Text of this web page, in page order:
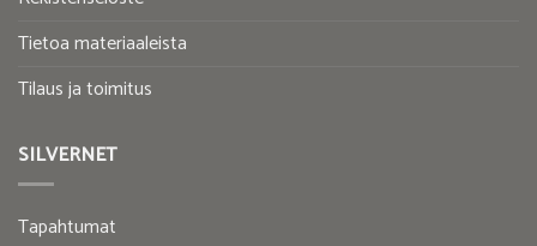
Tietoa materiaaleista
Tilaus ja toimitus
SILVERNET
Tapahtumat